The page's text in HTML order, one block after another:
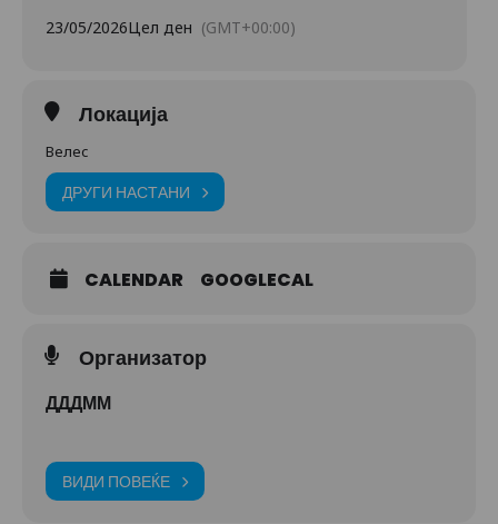
23/05/2026Цел ден (GMT+00:00)
Локација
Велес
ДРУГИ НАСТАНИ
CALENDAR GOOGLECAL
Организатор
ДДДММ
ВИДИ ПОВЕЌЕ